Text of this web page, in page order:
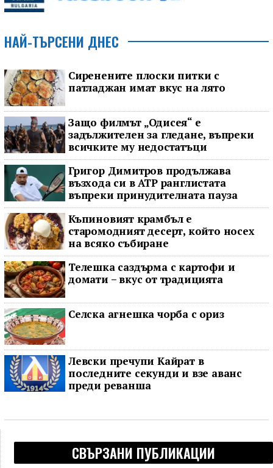
НАЙ-ТЪРСЕНИ ДНЕС
Сиренените плоски питки с
патладжан имат вкус на лято
Защо филмът „Одисея“ е
задължителен за гледане, въпреки
всичките му недостатъци
Григор Димитров продължава
възхода си в ATP ранглистата
въпреки принудителната пауза
Къпиновият крамбъл е
старомодният десерт, който носех
на всяко събиране
Телешка саздърма с картофи и
домати – вкус от традицията
Селска агнешка чорба с ориз
Левски пречупи Кайрат в
последните секунди и взе аванс
преди реванша
СВЪРЗАНИ ПУБЛИКАЦИИ